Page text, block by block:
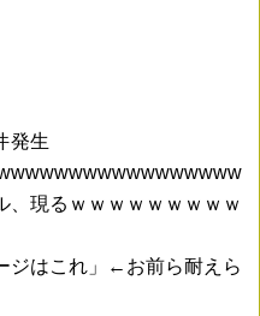
発生
、現るｗｗｗｗｗｗｗｗｗ
ジはこれ」←お前ら耐えら